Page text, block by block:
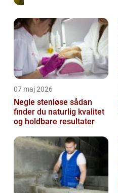
07 maj 2026
Negle stenløse sådan
finder du naturlig kvalitet
og holdbare resultater